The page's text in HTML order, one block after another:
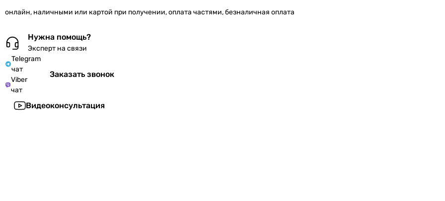
онлайн, наличными или картой при получении, оплата частями, безналичная оплата
Нужна помощь?
Эксперт на связи
Telegram
чат
Viber
чат
Заказать звонок
Видеоконсультация